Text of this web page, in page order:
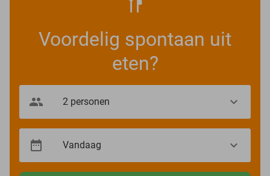
Voordelig spontaan uit
eten?